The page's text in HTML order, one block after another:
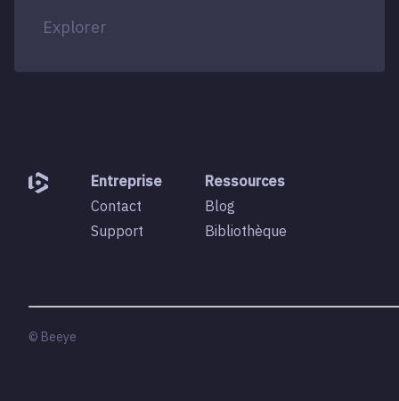
Explorer
Entreprise
Contact
Support
Ressources
Blog
Bibliothèque
© Beeye